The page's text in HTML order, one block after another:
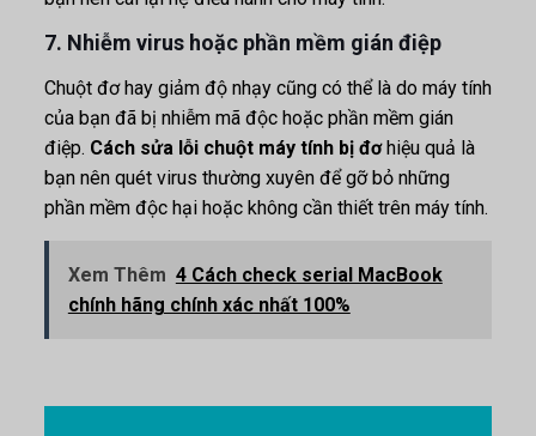
7. Nhiễm virus hoặc phần mềm gián điệp
Chuột đơ hay giảm độ nhạy cũng có thể là do máy tính
của bạn đã bị nhiễm mã độc hoặc phần mềm gián
điệp. Cách sửa lỗi chuột máy tính bị đơhiệu quả là
bạn nên quét virus thường xuyên để gỡ bỏ những
phần mềm độc hại hoặc không cần thiết trên máy tính.
Xem Thêm 4 Cách check serial MacBook
chính hãng chính xác nhất 100%